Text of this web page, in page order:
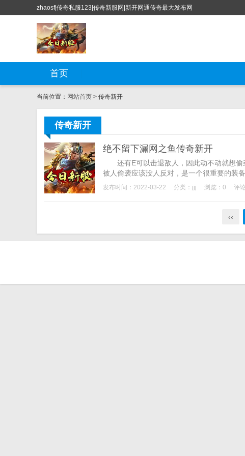
zhaosf|传奇私服123|传奇新服网|新开网通传奇最大发布网
首页
当前位置： 网站首页 > 传奇新开
传奇新开
绝不留下漏网之鱼传奇新开
还有E可以击退敌人，因此动不动就想偷
被人偷袭应该没人反对，是一个很重要的装
发布时间：2022-03-22 分类： jjj 浏览：0 评
‹‹